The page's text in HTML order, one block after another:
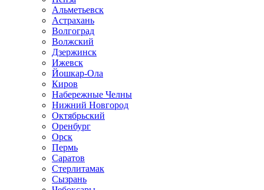
Альметьевск
Астрахань
Волгоград
Волжский
Дзержинск
Ижевск
Йошкар-Ола
Киров
Набережные Челны
Нижний Новгород
Октябрьский
Оренбург
Орск
Пермь
Саратов
Стерлитамак
Сызрань